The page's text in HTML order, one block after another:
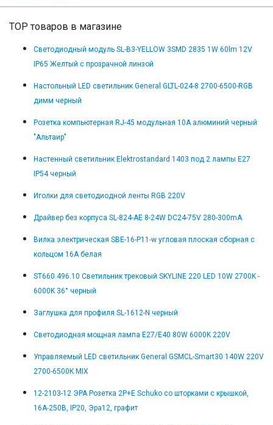
TOP товаров в магазине
Светодиодный модуль SL-B3-YELLOW 3SMD 2835 1W 60lm 12V
IP65 Желтый с прозрачной линзой
Настольный LED светильник General GLTL-024-8 2700-6500-RGB
димм черный
Розетка компьютерная RJ-45 модульная 10А алюминий черный
"Альтаир"
Настенный светильник Elektrostandard 1403 под 2 лампы E27
IP54 черный
Иголки для светодиодной ленты RGB 220V
Драйвер без корпуса SL-824-AE 8-24W DC24-75V 280-300mA
Вилка электрическая SBE-16-P11-w угловая плоская сборная с
кольцом 16А белая
ST660.496.10 Светильник трековый SKYLINE 220 LED 10W 2700K -
6000K 36° черный
Заглушка для профиля SL-1612-N черный
Светодиодная мощная лампа E27/E40 80W 6000K 220V
Управляемый LED светильник General GSMCL-Smart30 140W 220V
2700-6500K MIX
12-2103-12 ЭРА Розетка 2P+E Schuko со шторками с крышкой,
16A-250В, IP20, Эра12, графит